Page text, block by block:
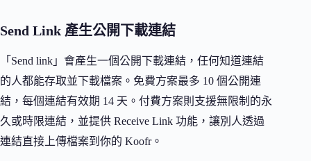
Send Link 產生公開下載連結
「Send link」會產生一個公開下載連結，任何知道連結
的人都能存取並下載檔案。免費方案最多 10 個公開連
結，每個連結有效期 14 天。付費方案則支援無限制的永
久或時限連結，並提供 Receive Link 功能，讓別人透過
連結直接上傳檔案到你的 Koofr。